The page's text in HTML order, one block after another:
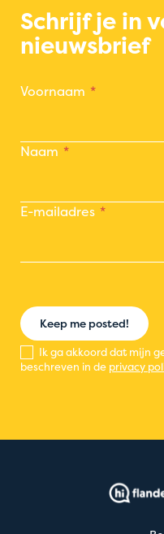
Schrijf je in
nieuwsbrief
Voornaam
Naam
E-mailadres
Keep me posted!
Ik ga akkoord dat mijn
beschreven in de privacy